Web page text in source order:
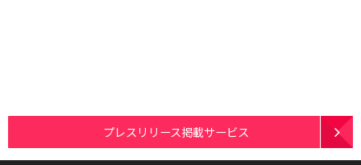
プレスリリース掲載サービス